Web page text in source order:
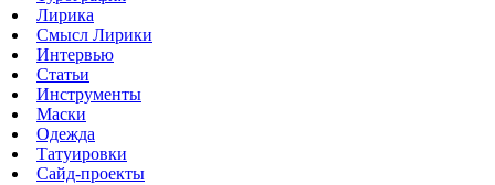
Лирика
Смысл Лирики
Интервью
Статьи
Инструменты
Маски
Одежда
Татуировки
Сайд-проекты